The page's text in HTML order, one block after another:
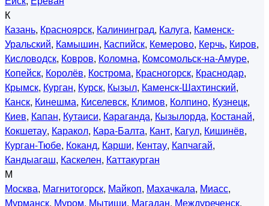
К
Казань, Красноярск, Калининград, Калуга, Каменск-
Уральский, Камышин, Каспийск, Кемерово, Керчь, Киров,
Кисловодск, Ковров, Коломна, Комсомольск-на-Амуре,
Копейск, Королёв, Кострома, Красногорск, Краснодар,
Крымск, Курган, Курск, Кызыл, Каменск-Шахтинский,
Канск, Кинешма, Киселевск, Климов, Колпино, Кузнецк,
Киев, Капан, Кутаиси, Караганда, Кызылорда, Костанай,
Кокшетау, Каракол, Кара-Балта, Кант, Кагул, Кишинёв,
Курган-Тюбе, Коканд, Карши, Кентау, Капчагай,
Кандыагаш, Каскелен, Каттакурган
М
Москва, Магнитогорск, Майкоп, Махачкала, Миасс,
Мурманск, Муром, Мытищи, Магадан, Междуреченск,